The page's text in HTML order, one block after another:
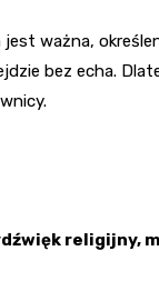
ważna,
bez echa.
religijny,